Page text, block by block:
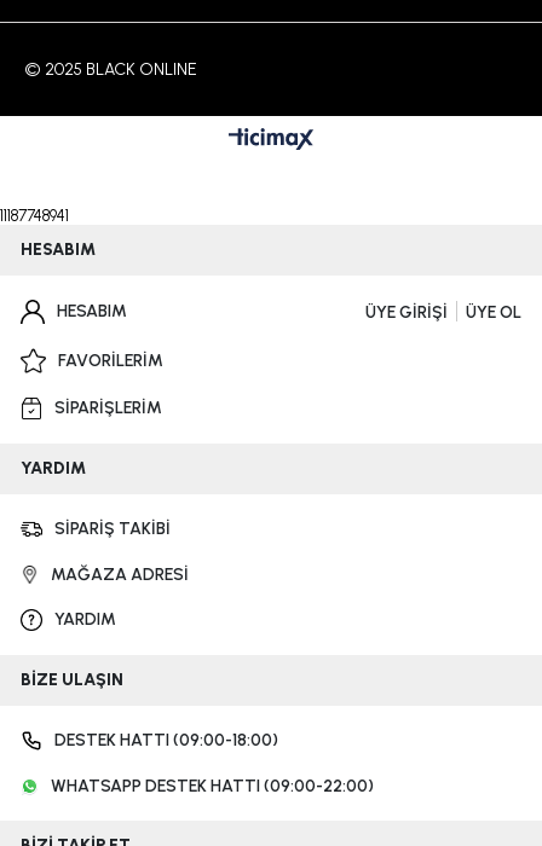
© 2025 BLACK ONLINE
11187748941
HESABIM
HESABIM ÜYE GİRİŞİ ÜYE OL
FAVORİLERİM
SİPARİŞLERİM
YARDIM
SİPARİŞ TAKİBİ
MAĞAZA ADRESİ
YARDIM
BİZE ULAŞIN
DESTEK HATTI (09:00-18:00)
WHATSAPP DESTEK HATTI (09:00-22:00)